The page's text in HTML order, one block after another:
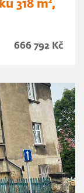
318 m²,
666 792 Kč